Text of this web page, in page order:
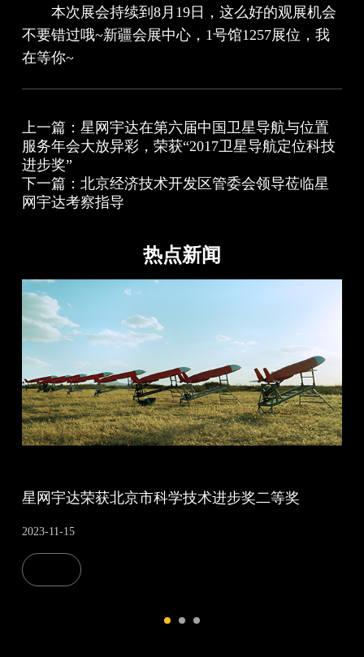
本次展会持续到8月19日，这么好的观展机会
不要错过哦~新疆会展中心，1号馆1257展位，我
在等你~
上一篇：星网宇达在第六届中国卫星导航与位置
服务年会大放异彩，荣获“2017卫星导航定位科技
进步奖”
下一篇：北京经济技术开发区管委会领导莅临星
网宇达考察指导
热点新闻
星网宇达荣获北京市科学技术进步奖二等奖
2023-11-15